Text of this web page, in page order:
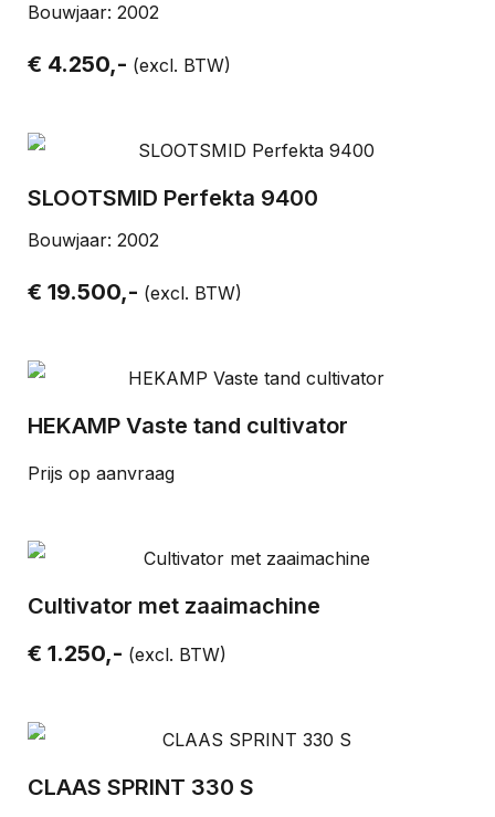
Bouwjaar: 2002
€ 4.250,- (excl. BTW)
SLOOTSMID Perfekta 9400
Bouwjaar: 2002
€ 19.500,- (excl. BTW)
HEKAMP Vaste tand cultivator
Prijs op aanvraag
Cultivator met zaaimachine
€ 1.250,- (excl. BTW)
CLAAS SPRINT 330 S